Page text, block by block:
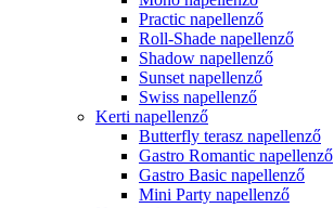
Practic napellenző
Roll-Shade napellenző
Shadow napellenző
Sunset napellenző
Swiss napellenző
Kerti napellenző
Butterfly terasz napellenző
Gastro Romantic napellenző
Gastro Basic napellenző
Mini Party napellenző